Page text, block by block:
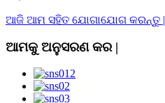
ଆଜି ଆମ ସହିତ ଯୋଗାଯୋଗ କରନ୍ତୁ |
ଆମକୁ ଅନୁସରଣ କର |